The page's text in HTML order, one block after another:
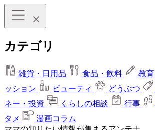
カテゴリ
雑貨・日用品 食品・飲料 教育
ッション
ビューティ どうぶつ
ネー・投資
くらしの相談 行事
タメ
漫画コラム